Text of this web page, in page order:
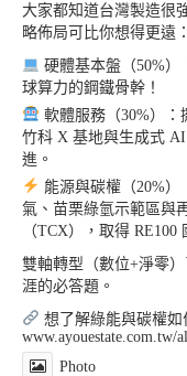
大家都知道台灣製造很
略佈局可比你想得更遠：
硬體基本盤（50%）
球算力的鋼鐵骨幹！
軟體服務（30%）
竹科 X 基地與生成式
進。
能源與碳權（20%
氣、苗栗綠氫示範區與
（TCX），取得 RE100
雙軸轉型（數位+淨零
涯的必答題。
想了解綠能與碳權
www.ayouestate.com.tw/
Photo